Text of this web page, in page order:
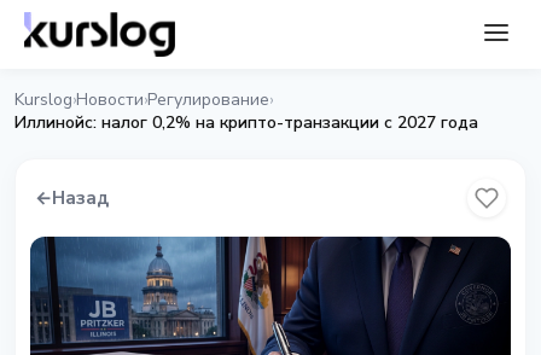
Kurslog›Новости›Регулирование›
Иллинойс: налог 0,2% на крипто-транзакции с 2027 года
←Назад